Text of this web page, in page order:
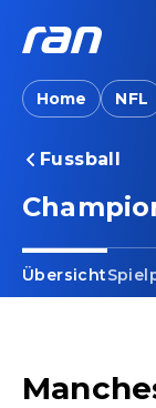
Home NFL
Fussball
Übersicht